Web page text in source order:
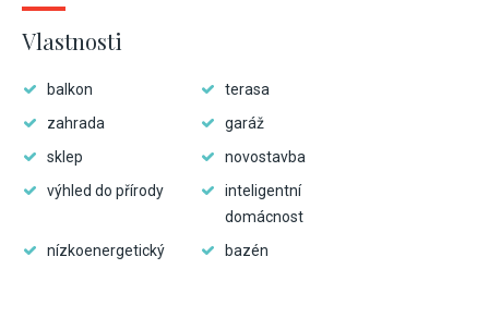
Vlastnosti
balkon
terasa
zahrada
garáž
sklep
novostavba
výhled do přírody
inteligentní
domácnost
nízkoenergetický
bazén